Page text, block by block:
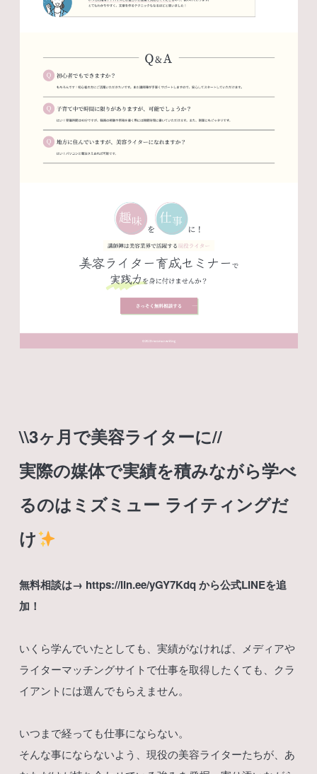
\\3ヶ月で美容ライターに//
実際の媒体で実績を積みながら学べ
るのはミズミュー ライティングだ
け
無料相談は→ https://lin.ee/yGY7Kdqから公式LINEを追
加！
いくら学んでいたとしても、実績がなければ、メディアや
ライターマッチングサイトで仕事を取得したくても、クラ
イアントには選んでもらえません。
いつまで経っても仕事にならない。
そんな事にならないよう、現役の美容ライターたちが、あ